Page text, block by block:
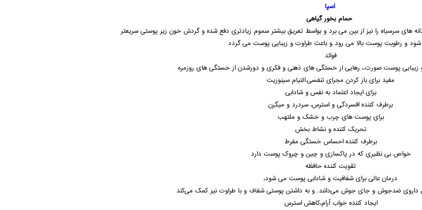
اسپا
حمام بخورگیاهی
هایسرسیاه را نیزازبینمیبرد وبواسط تعریق بیشترسموم زیادتری دفع شده وگردشخون زیرپوستی سریعتر
شود و رطوبت پوست بالا می رود وباعث طراوتو زیبایی پوست می گردد
فوائد
زیبایی پوستصورت.، رهاییازخستگی های ذهنی و فکری و دورشدنازخستگی های روزمره
مفید برای باز کردن مجرای تنفسی.التیام سینوزیت
برای ایجاد اعتماد به نفس و شادابی
برطرف کننده افسردگی و استرس، سردرد و میگرن
برای پوست های چرب و خشک و ملتهب
تحریک کننده و نشاط بخش
برطرف کننده احساس خستگی مفرط
خواص بی نظیری که در پاکسازی و چین و چروک پوست دارد
تقویت کننده حافظه
درمان عالی برای شفافیت و شادابی پوست می شود،
داروی ضدجوش و جای جوش می‌دانند. و به داشتن پوستی شفاف و با طراوت نیز کمک می‌کند
ایجاد کننده خواب آرام،کاهش استرس